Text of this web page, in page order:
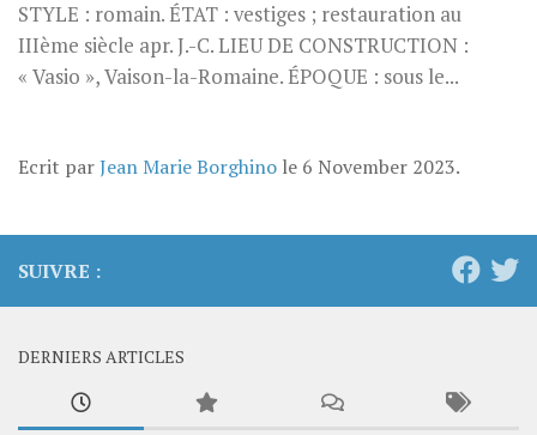
STYLE : romain. ÉTAT : vestiges ; restauration au
IIIème siècle apr. J.-C. LIEU DE CONSTRUCTION :
« Vasio », Vaison-la-Romaine. ÉPOQUE : sous le...
Ecrit parJean Marie Borghino le 6 November 2023.
SUIVRE :
DERNIERS ARTICLES